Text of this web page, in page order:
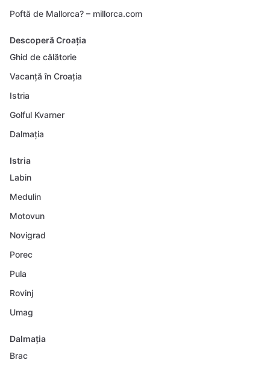
Poftă de Mallorca? – millorca.com
Descoperă Croația
Ghid de călătorie
Vacanță în Croația
Istria
Golful Kvarner
Dalmația
Istria
Labin
Medulin
Motovun
Novigrad
Porec
Pula
Rovinj
Umag
Dalmația
Brac